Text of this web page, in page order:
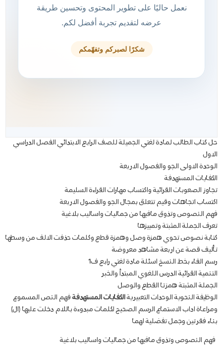
حل كتاب الطالب لمادة لغتي الجميلة للصف الرابع الابتدائي الفصل الدراسي
الاول
الوحدة الاولى الجو والفصول الاربعة
الكفايات المستهدفة
تجاوز الصعوبات القرائية واكتساب مهارات القراءة السليمة
اكتساب اتجاهات وقيم تتعلق بمجال الجو والفصول الاربعة
فهم النصوص وتذوق مافيها من جماليات واساليب بلاغية
تعرف الجملة المثبتة وتمييزها
كتابة نصوص تحوي همزة وصل وهمزة قطع وكلمات حذفت الالف من وسطها
تأليف قصة عن اربعة مشاهد معروضة
رسم الفاء بخط النسخ اسئلة مادة لغتي رابع ف1
التنمية القرائية الدرس اللغوي المبتدأ والخبر
الجملة المثبتة همزتا القطع والوصل
الوظيفة النحوية الوحدات التعبيرية الكفايات المستهدفةفهم النص المسموع
ومراعاة اداب الاستماع الرسم الصحيح لكلمات مبدوءة باللام دخلت عليها (ال)
بناء فقرتين وجمل تفضلية لهما
فهم النصوص وتذوق مافيها من جماليات واساليب بلاغية